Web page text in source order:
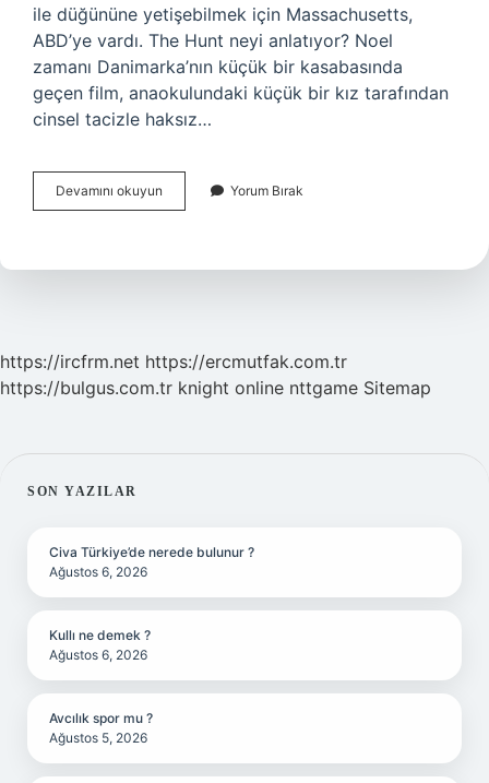
ile düğününe yetişebilmek için Massachusetts,
ABD’ye vardı. The Hunt neyi anlatıyor? Noel
zamanı Danimarka’nın küçük bir kasabasında
geçen film, anaokulundaki küçük bir kız tarafından
cinsel tacizle haksız…
Devamını okuyun
Hunt
Çekildi
Yorum Bırak
https://ircfrm.net https://ercmutfak.com.tr
https://bulgus.com.tr knight online nttgame Sitemap
SIDEBAR
SON YAZILAR
Civa Türkiye’de nerede bulunur ?
Ağustos 6, 2026
Kullı ne demek ?
Ağustos 6, 2026
Avcılık spor mu ?
Ağustos 5, 2026